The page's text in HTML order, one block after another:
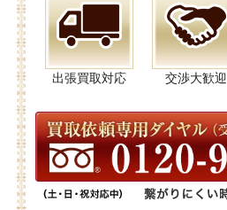
出張買取対応 交渉大歓迎